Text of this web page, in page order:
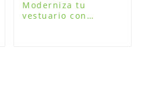
Moderniza tu
vestuario con